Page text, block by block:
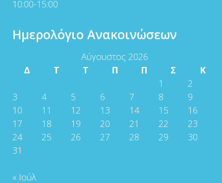
10:00-15:00
Ημερολόγιο Ανακοινώσεων
Αύγουστος 2026
Δ
Τ Τ Π Π Σ
Κ
1
2
3
4 5 6 7 8
9
10
11 12 13 14 15
16
17
18 19 20 21 22
23
24
25 26 27 28 29
30
31
« Ιούλ